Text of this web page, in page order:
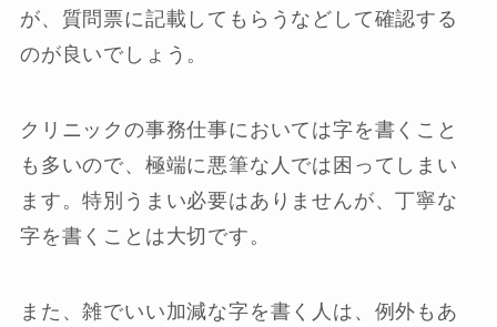
が、質問票に記載してもらうなどして確認する
のが良いでしょう。
クリニックの事務仕事においては字を書くこと
も多いので、極端に悪筆な人では困ってしまい
ます。特別うまい必要はありませんが、丁寧な
字を書くことは大切です。
また、雑でいい加減な字を書く人は、例外もあ